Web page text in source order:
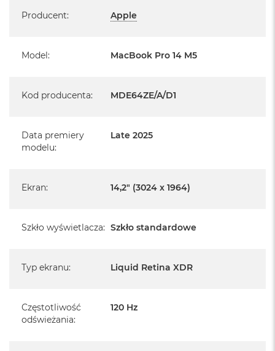
1 x Gniazdo słuchawkowe 3,5 mm
Informacje o produkcie:
Pochodzi od polskiego, oficjalnego dystrybutora Apple.
producenta
serwisowym Apple na terenie całego świata.
kontaktując się z naszym handlowcem.
Producent: Apple
Model : MacBook Pro 14 M5
Kod producenta: MDE64ZE/A/D1
Data premiery
modelu:
Late 2025
Ekran: 14,2" (3024 x 1964)
Szkło wyświetlacza: Szkło standardowe
Typ ekranu: Liquid Retina XDR
Częstotliwość
odświeżania:
120 Hz